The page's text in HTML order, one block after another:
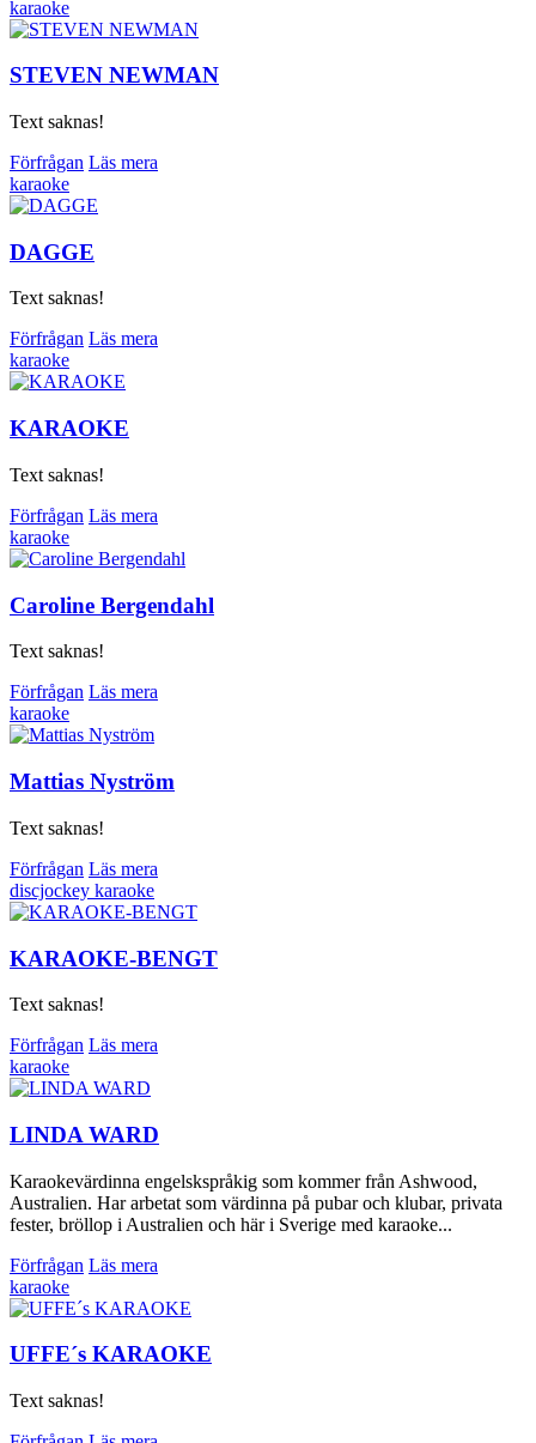
karaoke
STEVEN NEWMAN
Text saknas!
Förfrågan Läs mera
karaoke
DAGGE
Text saknas!
Förfrågan Läs mera
karaoke
KARAOKE
Text saknas!
Förfrågan Läs mera
karaoke
Caroline Bergendahl
Text saknas!
Förfrågan Läs mera
karaoke
Mattias Nyström
Text saknas!
Förfrågan Läs mera
discjockey karaoke
KARAOKE-BENGT
Text saknas!
Förfrågan Läs mera
karaoke
LINDA WARD
Karaokevärdinna engelskspråkig som kommer från Ashwood,
Australien. Har arbetat som värdinna på pubar och klubar, privata
fester, bröllop i Australien och här i Sverige med karaoke...
Förfrågan Läs mera
karaoke
UFFE´s KARAOKE
Text saknas!